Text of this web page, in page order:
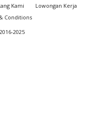
Kami
Lowongan Kerja
Conditions
2025